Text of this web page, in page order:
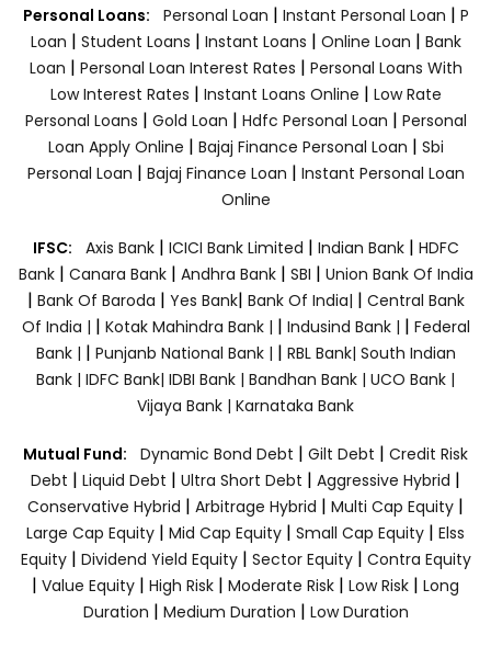
Personal Loans: Personal Loan | Instant Personal Loan | P
Loan | Student Loans | Instant Loans | Online Loan | Bank
Loan | Personal Loan Interest Rates | Personal Loans With
Low Interest Rates | Instant Loans Online | Low Rate
Personal Loans | Gold Loan | Hdfc Personal Loan | Personal
Loan Apply Online | Bajaj Finance Personal Loan | Sbi
Personal Loan | Bajaj Finance Loan | Instant Personal Loan
Online
IFSC: Axis Bank | ICICI Bank Limited | Indian Bank | HDFC
Bank| Canara Bank | Andhra Bank| SBI | Union Bank Of India
| Bank Of Baroda | Yes Bank| Bank Of India| | Central Bank
Of India | | Kotak Mahindra Bank | | Indusind Bank | | Federal
Bank | | Punjanb National Bank | | RBL Bank| South Indian
Bank | IDFC Bank| IDBI Bank | Bandhan Bank | UCO Bank |
Vijaya Bank | Karnataka Bank
Mutual Fund: Dynamic Bond Debt | Gilt Debt | Credit Risk
Debt | Liquid Debt | Ultra Short Debt | Aggressive Hybrid |
Conservative Hybrid | Arbitrage Hybrid | Multi Cap Equity |
Large Cap Equity | Mid Cap Equity | Small Cap Equity | Elss
Equity| Dividend Yield Equity| Sector Equity | Contra Equity
| Value Equity | High Risk | Moderate Risk | Low Risk | Long
Duration | Medium Duration | Low Duration